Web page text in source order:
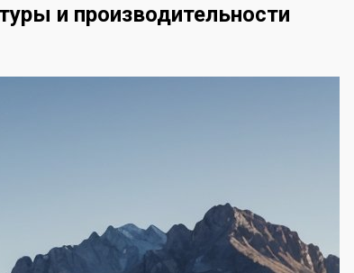
и производительности